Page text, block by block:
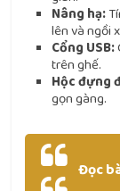
Nâng hạ:
lên và ngồi
Cổng USB:
trên ghế.
Hộc đựng
gọn gàng.
Đọc